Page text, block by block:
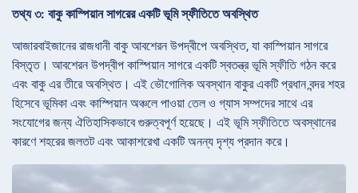
তথ্য ৩: বাকু কাস্পিয়ান সাগরের একটি ভূমি স্ফীতিতে অবস্থিত
আজারবাইজানের রাজধানী বাকু আবশেরন উপদ্বীপে অবস্থিত, যা কাস্পিয়ান সাগরে
বিস্তৃত। আবশেরন উপদ্বীপ কাস্পিয়ান সাগরে একটি স্বতন্ত্র ভূমি স্ফীতি গঠন করে
এবং বাকু এর তীরে অবস্থিত। এই ভৌগোলিক অবস্থান বাকুর একটি প্রধান বন্দর শহর
হিসেবে ভূমিকা এবং কাস্পিয়ান অঞ্চলে পাওয়া তেল ও গ্যাস সম্পদের সাথে এর
সংযোগের জন্য ঐতিহাসিকভাবে গুরুত্বপূর্ণ হয়েছে। এই ভূমি স্ফীতিতে অবস্থানের
কারণে শহরের জলতট এবং আকাশরেখা একটি অনন্য দৃশ্য প্রদান করে।